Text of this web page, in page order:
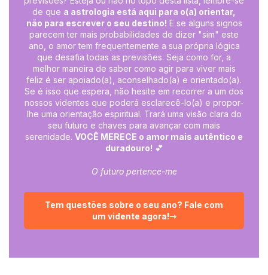
de que a astrologia está aqui para o(a) orientar,
não para escrever o seu destino! E se alguns signos
parecem ter mais probabilidades de dizer "sim" este
ano, o amor tem frequentemente a sua própria lógica
que desafia todas as previsões. Seja como for, a
melhor maneira de saber como agir para viver mais
feliz é ser apoiado(a), aconselhado(a) e orientado(a).
Se é isso que espera, não hesite em recorrer a um dos
nossos videntes que poderá esclarecê-lo(a) e propor-
lhe uma orientação espiritual. Trará uma visão clara do
seu futuro e chaves para avançar com mais
serenidade. VOCÊ MERECE o amor mais autêntico e
duradouro! 💕
O futuro pertence-me
Tem questões sobre o seu ano? Fale com
um vidente agora!